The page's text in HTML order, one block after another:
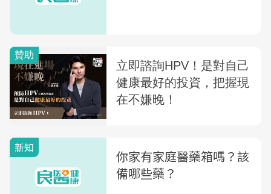
新知
你家有家庭醫藥箱嗎？該
備哪些藥？